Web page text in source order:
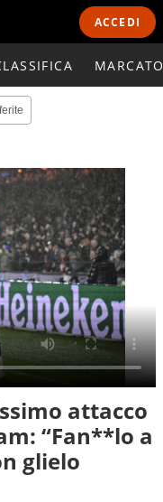
ACCEDI
attacco
“Fan**lo a
glielo